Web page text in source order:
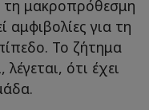
τη μακροπρόθεσμη
αμφιβολίες για τη
Το ζήτημα
ότι έχει